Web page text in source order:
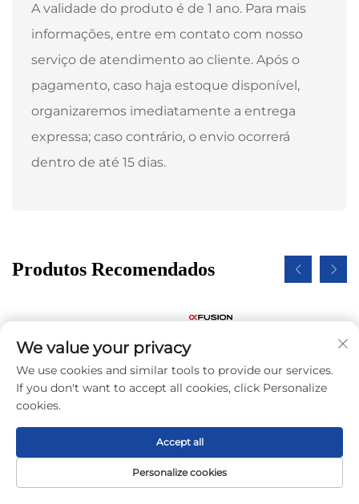
A validade do produto é de 1 ano. Para mais
informações, entre em contato com nosso
serviço de atendimento ao cliente. Após o
pagamento, caso haja estoque disponível,
organizaremos imediatamente a entrega
expressa; caso contrário, o envio ocorrerá
dentro de até 15 dias.
Produtos Recomendados
Novo servidor
Servidores FusionServer
Página Inicial Produto Sobre CONTATO
We value your privacy
We use cookies and similar tools to provide our services.
If you don't want to accept all cookies, click Personalize
cookies.
Personalize cookies
Accept all